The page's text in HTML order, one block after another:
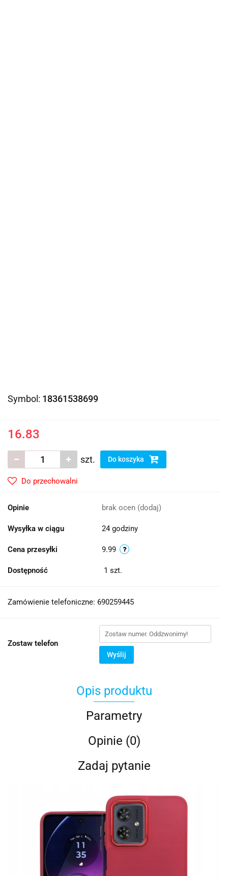
Symbol: 18361538699
16.83
szt. Do koszyka
Do przechowalni
Opinie brak ocen (dodaj)
Wysyłka w ciągu 24 godziny
Cena przesyłki 9.99
Dostępność 1 szt.
Zamówienie telefoniczne: 690259445
Zostaw telefon
Wyślij
Opis produktu
Parametry
Opinie (0)
Zadaj pytanie